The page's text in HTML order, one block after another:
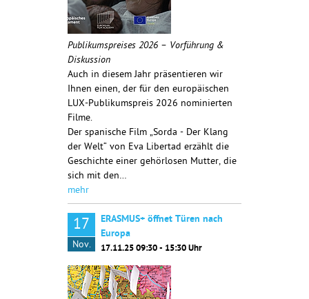
Publikumspreises 2026 – Vorführung &
Diskussion
Auch in diesem Jahr präsentieren wir
Ihnen einen, der für den europäischen
LUX-Publikumspreis 2026 nominierten
Filme.
Der spanische Film „Sorda - Der Klang
der Welt“ von Eva Libertad erzählt die
Geschichte einer gehörlosen Mutter, die
sich mit den…
mehr
17
Nov.
ERASMUS+ öffnet Türen nach
Europa
17.11.25 09:30 - 15:30 Uhr